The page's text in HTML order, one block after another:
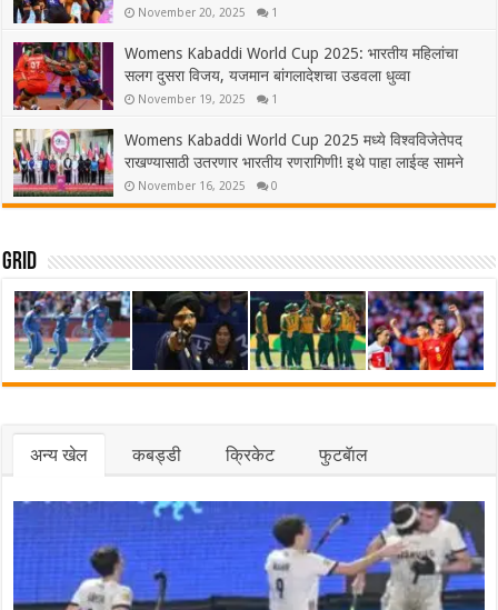
November 20, 2025 1
Womens Kabaddi World Cup 2025: भारतीय महिलांचा
सलग दुसरा विजय, यजमान बांगलादेशचा उडवला धुव्वा
November 19, 2025 1
Womens Kabaddi World Cup 2025 मध्ये विश्वविजेतेपद
राखण्यासाठी उतरणार भारतीय रणरागिणी! इथे पाहा लाईव्ह सामने
November 16, 2025 0
Grid
अन्य खेल कबड्डी क्रिकेट फुटबॅाल